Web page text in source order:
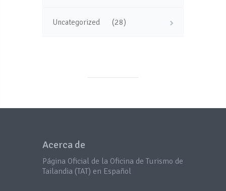
Uncategorized (28)
Acerca de
Página Oficial de la Oficina de Turismo de
Tailandia (TAT) en Español